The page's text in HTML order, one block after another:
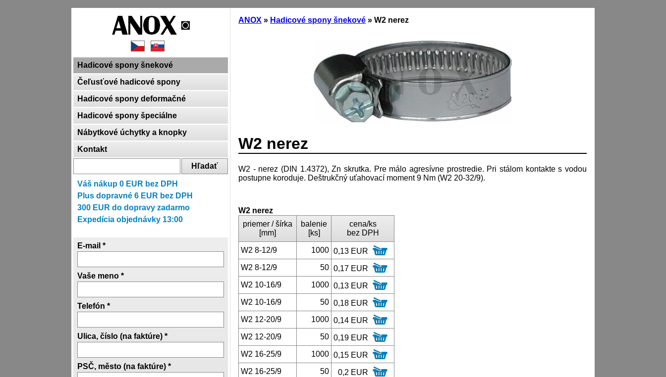
Hadicové spony šnekové
Čeľusťové hadicové spony
Hadicové spony deformačné
Hadicové spony špeciálne
Nábytkové úchytky a knopky
Kontakt
E-mail *
Vaše meno *
Telefón *
Ulica, číslo (na faktúre) *
PSČ, město (na faktúre) *
Váš nákup 0 EUR bez DPH
Plus dopravné 6 EUR bez DPH
300 EUR do dopravy zadarmo
Expedícia objednávky 13:00
ANOX » Hadicové spony šnekové » W2 nerez
W2 nerez
W2 - nerez (DIN 1.4372), Zn skrutka. Pre málo agresívne prostredie. Pri stálom kontakte s vodou
postupne koroduje. Deštrukčný uťahovací moment 9 Nm (W2 20-32/9).
W2 nerez
priemer / šírka
[mm]
balenie
[ks]
cena/ks
bez DPH
W2 8-12/9 1000 0,13 EUR
W2 8-12/9
50 0,17 EUR
W2 10-16/9
1000 0,13 EUR
W2 10-16/9
50 0,18 EUR
W2 12-20/9
1000 0,14 EUR
W2 12-20/9
50 0,19 EUR
W2 16-25/9
1000 0,15 EUR
W2 16-25/9
50
0,2 EUR